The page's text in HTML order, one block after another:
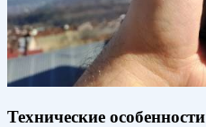
Технические особенности